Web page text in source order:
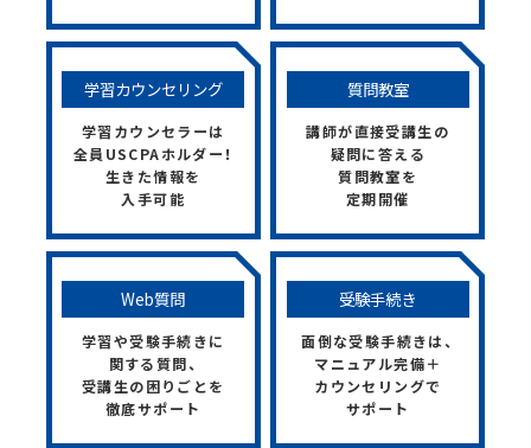
学習カウンセリング
学習カウンセラーは
全員USCPAホルダー！
生きた情報を
入手可能
質問教室
講師が直接受講生の
疑問に答える
質問教室を
定期開催
Web質問
学習や受験手続きに
関する質問、
受講生の困りごとを
徹底サポート
受験手続き
面倒な受験手続きは、
マニュアル完備＋
カウンセリングで
サポート